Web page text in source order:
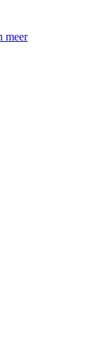
meer